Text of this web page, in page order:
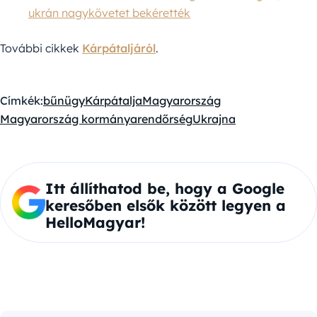
ukrán nagykövetet bekérették
További cikkek Kárpátaljáról.
Címkék:bűnügyKárpátaljaMagyarország
Magyarország kormányarendőrségUkrajna
Itt állíthatod be, hogy a Google
keresőben elsők között legyen a
HelloMagyar!